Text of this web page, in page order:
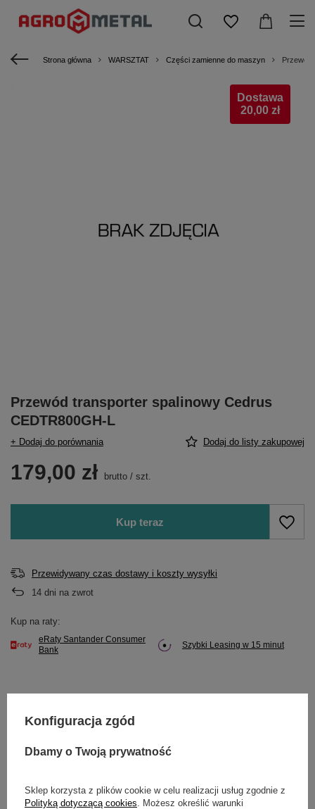
Strona główna WARSZTAT Części zamienne do maszyn Przewód
Dostawa
20,00 zł
Przewód transporter spalinowy Cedrus
CEDTR800GH-L
+ Dodaj do porównania Dodaj do listy zakupowej
179,00 zł brutto / szt.
Kup teraz
Przewidywany czas dostawy i koszty wysyłki
14 dni na zwrot
Kup na raty:
eRaty Santander Consumer
Bank
Szybki Leasing w 15 minut
Potrzebujesz pomocy? Masz pytania?
najciekawsze pytania i odpowiedzi publikując
Konfiguracja zgód
Dbamy o Twoją prywatność
Sklep korzysta z plików cookie w celu realizacji usług zgodnie z
Polityką dotyczącą cookies . Możesz określić warunki